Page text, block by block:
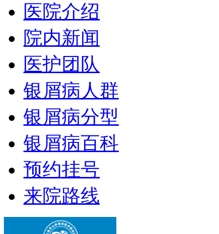
医院介绍
院内新闻
医护团队
银屑病人群
银屑病分型
银屑病百科
预约挂号
来院路线